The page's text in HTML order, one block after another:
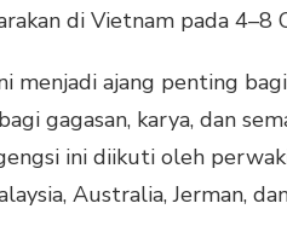
di Vietnam pada 4–8
menjadi ajang penting
gagasan, karya, dan
ini diikuti oleh
Australia, Jerman,